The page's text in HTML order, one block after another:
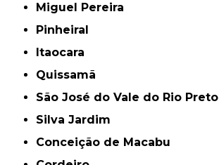
Miguel Pereira
Pinheiral
Itaocara
Quissamã
São José do Vale do Rio Preto
Silva Jardim
Conceição de Macabu